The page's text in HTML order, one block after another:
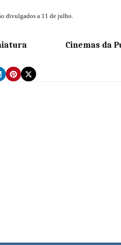
divulgados a 11 de julho.
Cinemas da